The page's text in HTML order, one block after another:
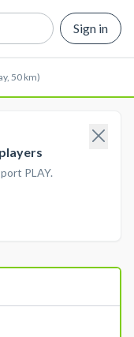
Sign in
50 km)
PLAY.